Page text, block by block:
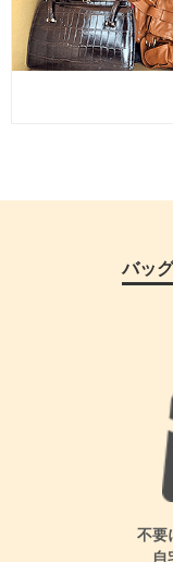
バッ
不要
自